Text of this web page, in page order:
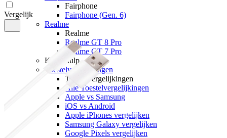
Fairphone
Fairphone (Gen. 6)
Realme
Realme
Realme GT 8 Pro
Realme GT 7 Pro
Keuzehulp
Toestelvergelijkingen
Toestelvergelijkingen
Alle Toestelvergelijkingen
Apple vs Samsung
iOS vs Android
Apple iPhones vergelijken
Samsung Galaxy vergelijken
Google Pixels vergelijken
Vergelijk